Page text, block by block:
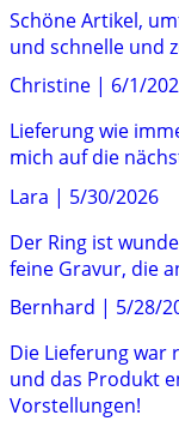
Schöne Artikel,
und schnelle und
Christine | 6/1/
Lieferung wie
mich auf die
Lara | 5/30/2026
Der Ring ist
feine Gravur, die
Bernhard | 5/28/
Die Lieferung war
und das Produkt
Vorstellungen!